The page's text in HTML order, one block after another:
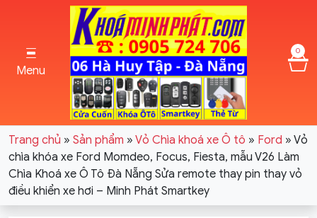
Menu
0
Trang chủ » Sản phẩm » Vỏ Chìa khoá xe Ô tô » Ford » Vỏ
chìa khóa xe Ford Momdeo, Focus, Fiesta, mẫu V26 Làm
Chìa Khoá xe Ô Tô Đà Nẵng Sửa remote thay pin thay vỏ
điều khiển xe hơi – Minh Phát Smartkey